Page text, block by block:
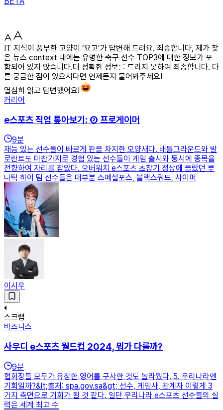
IT 지식이 풍부한 고양이 ‘요고’가 답변해 드려요. 죄송합니다, 제가 찾
은 뉴스 context 내에는 유명한 축구 선수 TOP3에 대한 정보가 포
함되어 있지 않습니다.더 정확한 정보를 드리지 못하여 죄송합니다. 다
른 궁금한 점이 있으시다면 언제든지 물어봐주세요!
열심히 읽고 답변했어요!
커리어
e스포츠 직업 톺아보기: ② 프로게이머
9분
재능 있는 선수들이 빠르게 판을 차지한 모양새다. 배틀그라운드와 발
로란트도 마찬가지로 경험 있는 선수들이 게임 출시와 동시에 종목을
전향하여 자리를 잡았다. 오버워치 e스포츠 초창기 정상에 올랐던 루
나틱 하이 팀 선수들은 대부분 스페셜포스, 블랙스쿼드, 사이퍼
이시우
스크랩
비즈니스
사우디 e스포츠 월드컵 2024, 뭐가 다를까?
9분
협회장들 모두가 유창한 영어를 구사한 것도 놀라웠다. 5. 우리나라엔
기회일까?&lt;출처: spa.gov.sa&gt; 선수, 게임사, 관계자 이렇게 3
가지 측면으로 기회가 될 것 같다. 일단 우리나라 e스포츠 선수들의 실
력은 세계 최고 수